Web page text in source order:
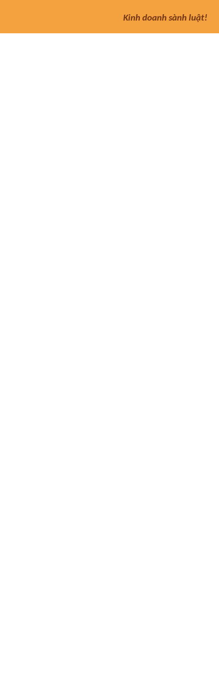
Kinh doanh sành luật!